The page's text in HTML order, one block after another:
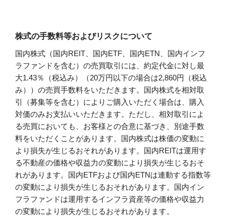
株式の手数料等およびリスクについて
国内株式（国内REIT、国内ETF、国内ETN、国内インフ
ラファンドを含む）の売買取引には、約定代金に対し最
大1.43％（税込み）（20万円以下の場合は2,860円（税込
み））の売買手数料をいただきます。国内株式を相対取
引（募集等を含む）によりご購入いただく場合は、購入
対価のみお支払いいただきます。ただし、相対取引によ
る売買においても、お客様との合意に基づき、別途手数
料をいただくことがあります。国内株式は株価の変動に
より損失が生じるおそれがあります。国内REITは運用す
る不動産の価格や収益力の変動により損失が生じるおそ
れがあります。国内ETFおよび国内ETNは連動する指数等
の変動により損失が生じるおそれがあります。国内イン
フラファンドは運用するインフラ資産等の価格や収益力
の変動により損失が生じるおそれがあります。